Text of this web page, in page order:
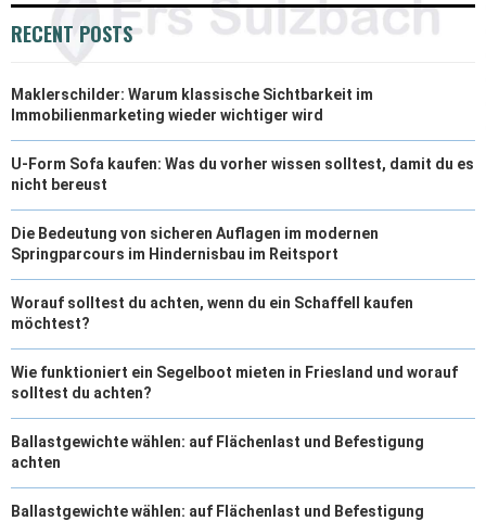
RECENT POSTS
Maklerschilder: Warum klassische Sichtbarkeit im
Immobilienmarketing wieder wichtiger wird
U-Form Sofa kaufen: Was du vorher wissen solltest, damit du es
nicht bereust
Die Bedeutung von sicheren Auflagen im modernen
Springparcours im Hindernisbau im Reitsport
Worauf solltest du achten, wenn du ein Schaffell kaufen
möchtest?
Wie funktioniert ein Segelboot mieten in Friesland und worauf
solltest du achten?
Ballastgewichte wählen: auf Flächenlast und Befestigung
achten
Ballastgewichte wählen: auf Flächenlast und Befestigung